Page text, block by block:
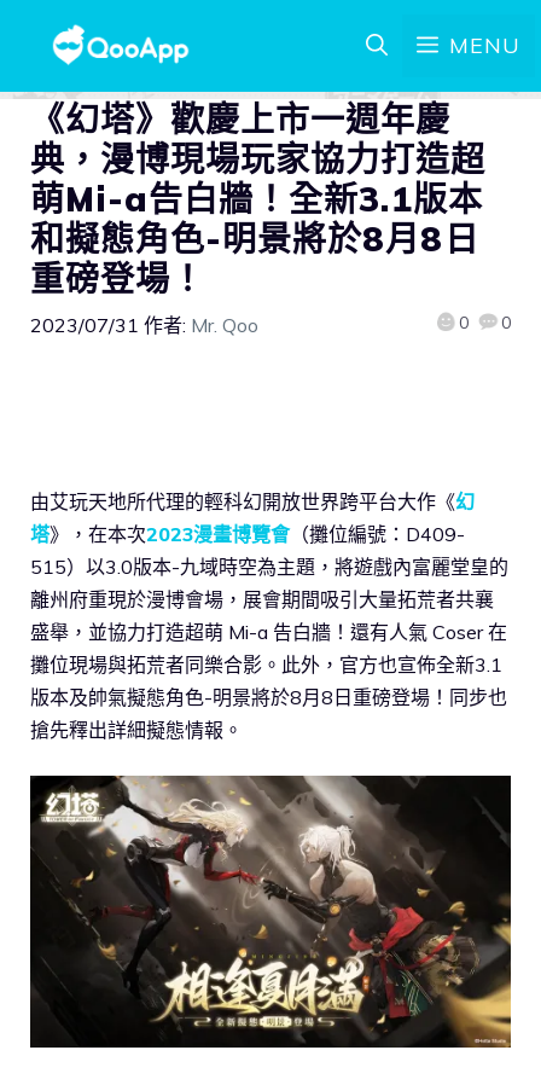
MENU
《幻塔》歡慶上市一週年慶
典，漫博現場玩家協力打造超
萌Mi-a告白牆！全新3.1版本
和擬態角色-明景將於8月8日
重磅登場！
2023/07/31 作者: Mr. Qoo 0 0
由艾玩天地所代理的輕科幻開放世界跨平台大作《幻
塔》，在本次2023漫畫博覽會（攤位編號：D409-
515）以3.0版本-九域時空為主題，將遊戲內富麗堂皇的
離州府重現於漫博會場，展會期間吸引大量拓荒者共襄
盛舉，並協力打造超萌 Mi-a 告白牆！還有人氣 Coser 在
攤位現場與拓荒者同樂合影。此外，官方也宣佈全新3.1
版本及帥氣擬態角色-明景將於8月8日重磅登場！同步也
搶先釋出詳細擬態情報。